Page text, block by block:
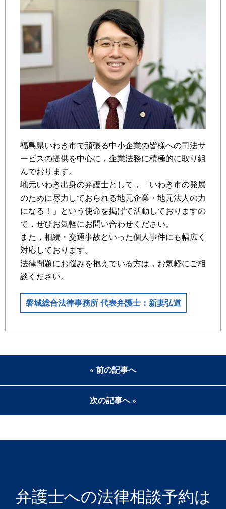
福島県いわき市で頑張る中小企業の皆様への司法サ
ービスの提供を中心に，企業法務に積極的に取り組
んでおります。
地元いわき出身の弁護士として，「いわき市の発展
のために尽力しておられる地元企業・地元法人の力
になる！」という使命を掲げて活動しておりますの
で，ぜひお気軽にお問い合わせください。
また，相続・交通事故といった個人事件にも幅広く
対応しております。
法律問題にお悩みを抱えている方は，お気軽にご相
談ください。
磐城総合法律事務所 代表弁護士：新妻弘道
« 前の記事へ
次の記事へ »
弁護士への法律相談予約は